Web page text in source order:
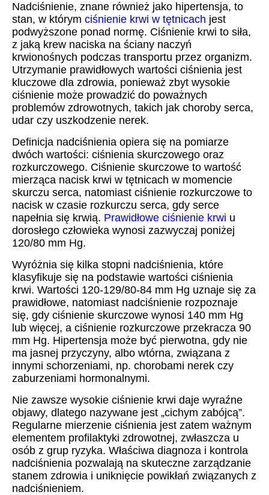
Nadciśnienie, znane również jako hipertensja, to
stan, w którym ciśnienie krwi w tętnicach jest
podwyższone ponad normę. Ciśnienie krwi to siła,
z jaką krew naciska na ściany naczyń
krwionośnych podczas transportu przez organizm.
Utrzymanie prawidłowych wartości ciśnienia jest
kluczowe dla zdrowia, ponieważ zbyt wysokie
ciśnienie może prowadzić do poważnych
problemów zdrowotnych, takich jak choroby serca,
udar czy uszkodzenie nerek.
Definicja nadciśnienia opiera się na pomiarze
dwóch wartości: ciśnienia skurczowego oraz
rozkurczowego. Ciśnienie skurczowe to wartość
mierząca nacisk krwi w tętnicach w momencie
skurczu serca, natomiast ciśnienie rozkurczowe to
nacisk w czasie rozkurczu serca, gdy serce
napełnia się krwią. Prawidłowe ciśnienie krwi u
dorosłego człowieka wynosi zazwyczaj poniżej
120/80 mm Hg.
Wyróżnia się kilka stopni nadciśnienia, które
klasyfikuje się na podstawie wartości ciśnienia
krwi. Wartości 120-129/80-84 mm Hg uznaje się za
prawidłowe, natomiast nadciśnienie rozpoznaje
się, gdy ciśnienie skurczowe wynosi 140 mm Hg
lub więcej, a ciśnienie rozkurczowe przekracza 90
mm Hg. Hipertensja może być pierwotna, gdy nie
ma jasnej przyczyny, albo wtórna, związana z
innymi schorzeniami, np. chorobami nerek czy
zaburzeniami hormonalnymi.
Nie zawsze wysokie ciśnienie krwi daje wyraźne
objawy, dlatego nazywane jest „cichym zabójcą”.
Regularne mierzenie ciśnienia jest zatem ważnym
elementem profilaktyki zdrowotnej, zwłaszcza u
osób z grup ryzyka. Właściwa diagnoza i kontrola
nadciśnienia pozwalają na skuteczne zarządzanie
stanem zdrowia i uniknięcie powikłań związanych z
nadciśnieniem.